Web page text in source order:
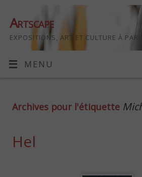
Artscape
EXPOSITIONS, ART ET CULTURE À PARIS
MENU
Archives pour l'étiquette
Hel